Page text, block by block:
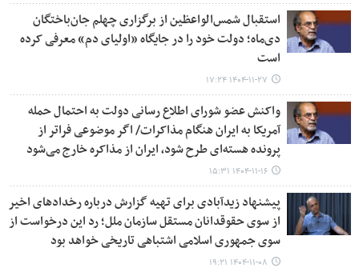
استقبال شمس‌الواعظین از برگزاری چهلم جان‌باختگان
دی‌ماه؛ دولت خود را در جایگاه «اولیای دم» معرفی کرده
است
۱۴۰۴-۱۱-۲۷ ۱۷:۲۴
واکنش عضو شورای اطلاع رسانی دولت به احتمال حمله
آمریکا به ایران هنگام مذاکرات/ اگر موضوعی فراتر از
پرونده هسته‌ای طرح شود، ایران از مذاکره خارج می‌شود
۱۴۰۴-۱۱-۱۶ ۱۵:۳۱
پیشنهاد زیدآبادی برای تهیه گزارش درباره رخدادهای اخیر
از سوی حقوقدانان مستقل سازمان ملل؛ رد این درخواست از
سوی جمهوری اسلامی اشتباهی تاریخی خواهد بود
۱۴۰۴-۱۱-۰۸ ۱۹:۲۱